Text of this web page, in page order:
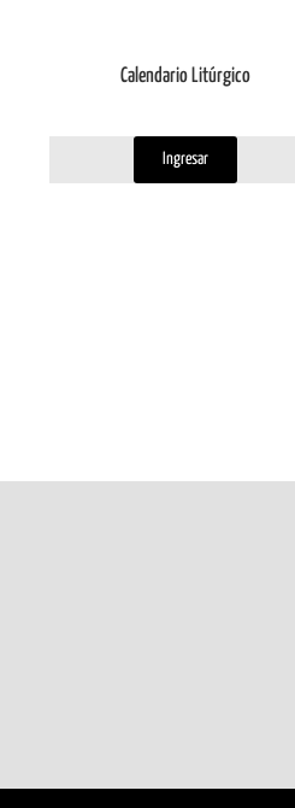
Calendario Litúrgico
Ingresar